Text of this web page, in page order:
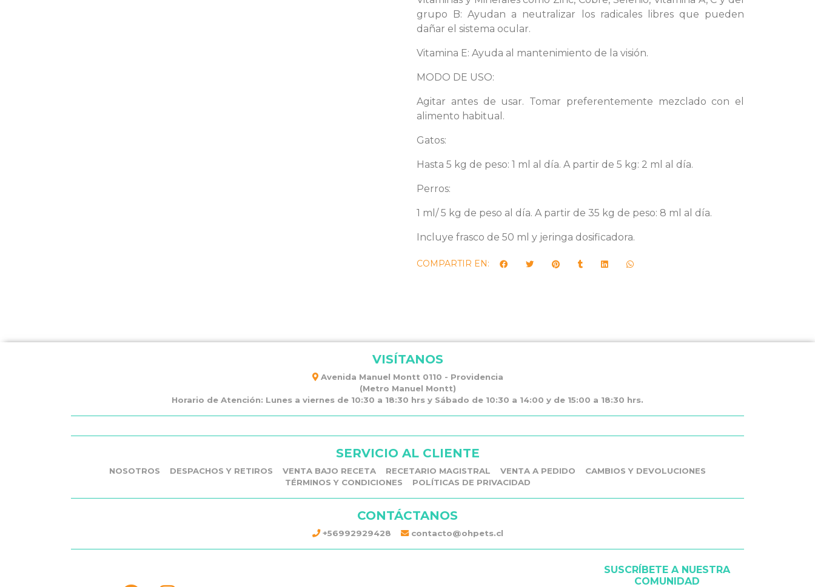
grupo B: Ayudan a neutralizar los radicales libres que pueden
dañar el sistema ocular.
Vitamina E: Ayuda al mantenimiento de la visión.
MODO DE USO:
Agitar antes de usar. Tomar preferentemente mezclado con el
alimento habitual.
Gatos:
Hasta 5 kg de peso: 1 ml al día. A partir de 5 kg: 2 ml al día.
Perros:
1 ml/ 5 kg de peso al día. A partir de 35 kg de peso: 8 ml al día.
Incluye frasco de 50 ml y jeringa dosificadora.
COMPARTIR EN:
VISÍTANOS
Avenida Manuel Montt 0110 - Providencia
(Metro Manuel Montt)
Horario de Atención: Lunes a viernes de 10:30 a 18:30 hrs y Sábado de 10:30 a 14:00 y de 15:00 a 18:30 hrs.
SERVICIO AL CLIENTE
NOSOTROS DESPACHOS Y RETIROS VENTA BAJO RECETA RECETARIO MAGISTRAL VENTA A PEDIDO
CAMBIOS Y DEVOLUCIONES
TÉRMINOS Y CONDICIONES
POLÍTICAS DE PRIVACIDAD
CONTÁCTANOS
+56992929428 contacto@ohpets.cl
SUSCRÍBETE A NUESTRA
COMUNIDAD